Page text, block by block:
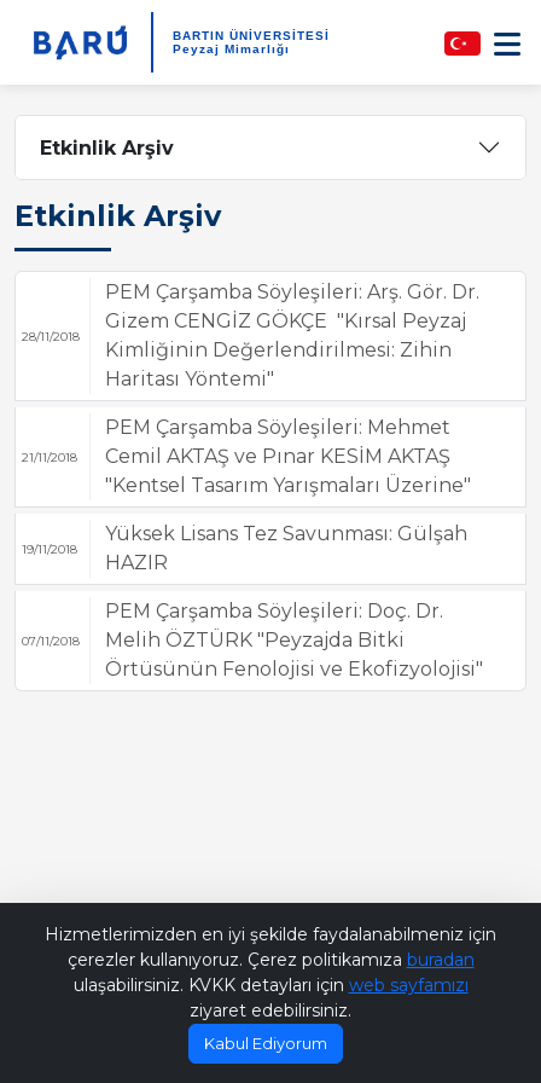
BARTIN ÜNİVERSİTESİ
Peyzaj Mimarlığı
Etkinlik Arşiv
Etkinlik Arşiv
28/11/2018
PEM Çarşamba Söyleşileri: Arş. Gör. Dr.
Gizem CENGİZ GÖKÇE "Kırsal Peyzaj
Kimliğinin Değerlendirilmesi: Zihin
Haritası Yöntemi"
21/11/2018
PEM Çarşamba Söyleşileri: Mehmet
Cemil AKTAŞ ve Pınar KESİM AKTAŞ
"Kentsel Tasarım Yarışmaları Üzerine"
19/11/2018
Yüksek Lisans Tez Savunması: Gülşah
HAZIR
07/11/2018
PEM Çarşamba Söyleşileri: Doç. Dr.
Melih ÖZTÜRK "Peyzajda Bitki
Örtüsünün Fenolojisi ve Ekofizyolojisi"
Hizmetlerimizden en iyi şekilde faydalanabilmeniz için
çerezler kullanıyoruz. Çerez politikamıza buradan
ulaşabilirsiniz. KVKK detayları için web sayfamızı
ziyaret edebilirsiniz.
Kabul Ediyorum
Bana Soru Sor | Ask Me